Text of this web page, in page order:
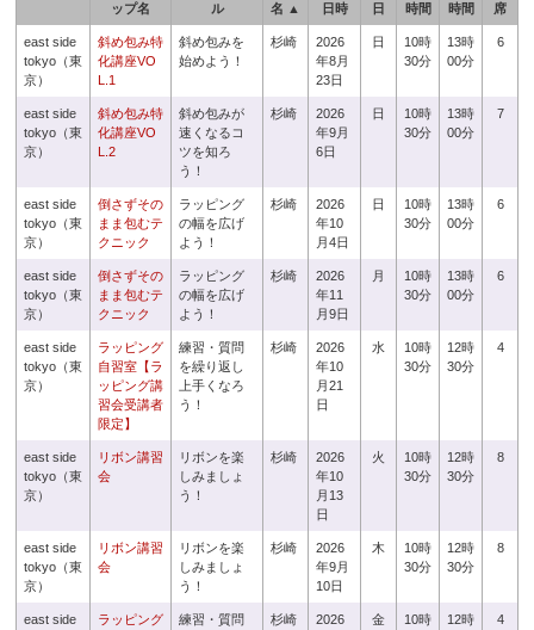
ップ名
ル
名 ▲
日時
日
時間
時間
席
east side
tokyo（東
京）
斜め包み特
化講座VO
L.1
斜め包みを
始めよう！
杉崎
2026
年8月
23日
日
10時
30分
13時
00分
6
east side
tokyo（東
京）
斜め包み特
化講座VO
L.2
斜め包みが
速くなるコ
ツを知ろ
う！
杉崎
2026
年9月
6日
日
10時
30分
13時
00分
7
east side
tokyo（東
京）
倒さずその
まま包むテ
クニック
ラッピング
の幅を広げ
よう！
杉崎
2026
年10
月4日
日
10時
30分
13時
00分
6
east side
tokyo（東
京）
倒さずその
まま包むテ
クニック
ラッピング
の幅を広げ
よう！
杉崎
2026
年11
月9日
月
10時
30分
13時
00分
6
east side
tokyo（東
京）
ラッピング
自習室【ラ
ッピング講
習会受講者
限定】
練習・質問
を繰り返し
上手くなろ
う！
杉崎
2026
年10
月21
日
水
10時
30分
12時
30分
4
east side
tokyo（東
京）
リボン講習
会
リボンを楽
しみましょ
う！
杉崎
2026
年10
月13
日
火
10時
30分
12時
30分
8
east side
tokyo（東
京）
リボン講習
会
リボンを楽
しみましょ
う！
杉崎
2026
年9月
10日
木
10時
30分
12時
30分
8
east side
ラッピング
練習・質問
杉崎
2026
金
10時
12時
4